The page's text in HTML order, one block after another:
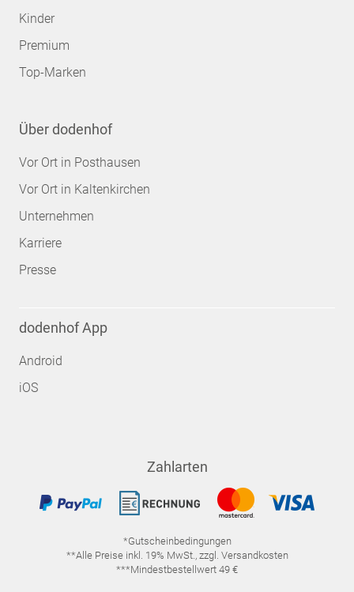
Kinder
Premium
Top-Marken
Über dodenhof
Vor Ort in Posthausen
Vor Ort in Kaltenkirchen
Unternehmen
Karriere
Presse
dodenhof App
Android
iOS
Zahlarten
*Gutscheinbedingungen
**Alle Preise inkl. 19% MwSt., zzgl. Versandkosten
***Mindestbestellwert 49 €